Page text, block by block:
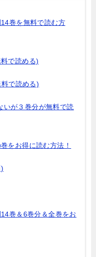
巻を無料で読む方
で読める)
で読める)
いが３巻分が無料で読
をお得に読む方法！
巻＆6巻分＆全巻をお